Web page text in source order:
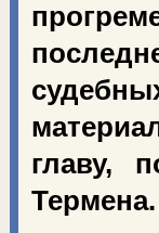
главу,
Термена.